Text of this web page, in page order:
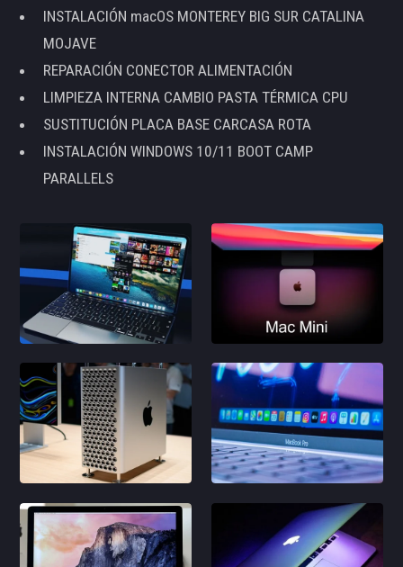
INSTALACIÓN macOS MONTEREY BIG SUR CATALINA
MOJAVE
REPARACIÓN CONECTOR ALIMENTACIÓN
LIMPIEZA INTERNA CAMBIO PASTA TÉRMICA CPU
SUSTITUCIÓN PLACA BASE CARCASA ROTA
INSTALACIÓN WINDOWS 10/11 BOOT CAMP
PARALLELS